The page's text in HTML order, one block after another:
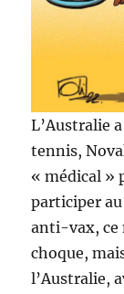
L’Australie
tennis,
« médical »
participer
anti-vax, ce
choque,
l’Australie,